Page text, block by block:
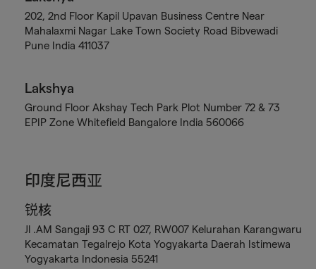
202, 2nd Floor Kapil Upavan Business Centre Near
Mahalaxmi Nagar Lake Town Society Road Bibvewadi
Pune India 411037
Lakshya
Ground Floor Akshay Tech Park Plot Number 72 & 73
EPIP Zone Whitefield Bangalore India 560066
印度尼西亚
锐核
Jl .AM Sangaji 93 C RT 027, RW007 Kelurahan Karangwaru
Kecamatan Tegalrejo Kota Yogyakarta Daerah Istimewa
Yogyakarta Indonesia 55241